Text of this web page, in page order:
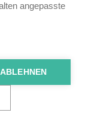
angepasste